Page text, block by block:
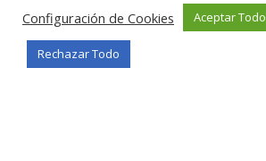
consideradas responsables de las mismas.
Configuración de Cookies
Aceptar Todo
Rechazar Todo